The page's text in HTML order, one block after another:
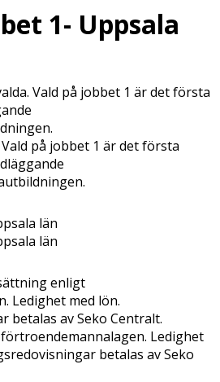
1- Uppsala
Vald på jobbet 1 är det första
på jobbet 1 är det första
län
län
enligt
Ledighet med lön.
betalas av Seko Centralt.
Ledighet
betalas av Seko